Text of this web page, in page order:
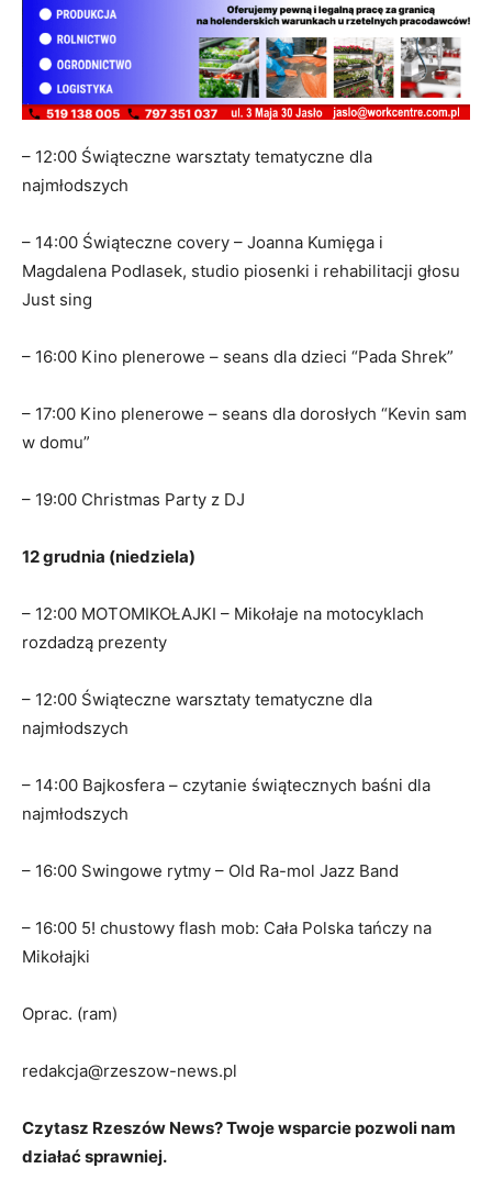
– 12:00 Świąteczne warsztaty tematyczne dla
najmłodszych
– 14:00 Świąteczne covery – Joanna Kumięga i
Magdalena Podlasek, studio piosenki i rehabilitacji głosu
Just sing
– 16:00 Kino plenerowe – seans dla dzieci “Pada Shrek”
– 17:00 Kino plenerowe – seans dla dorosłych “Kevin sam
w domu”
– 19:00 Christmas Party z DJ
12 grudnia (niedziela)
– 12:00 MOTOMIKOŁAJKI – Mikołaje na motocyklach
rozdadzą prezenty
– 12:00 Świąteczne warsztaty tematyczne dla
najmłodszych
– 14:00 Bajkosfera – czytanie świątecznych baśni dla
najmłodszych
– 16:00 Swingowe rytmy – Old Ra-mol Jazz Band
– 16:00 5! chustowy flash mob: Cała Polska tańczy na
Mikołajki
Oprac. (ram)
redakcja@rzeszow-news.pl
Czytasz Rzeszów News? Twoje wsparcie pozwoli nam
działać sprawniej.